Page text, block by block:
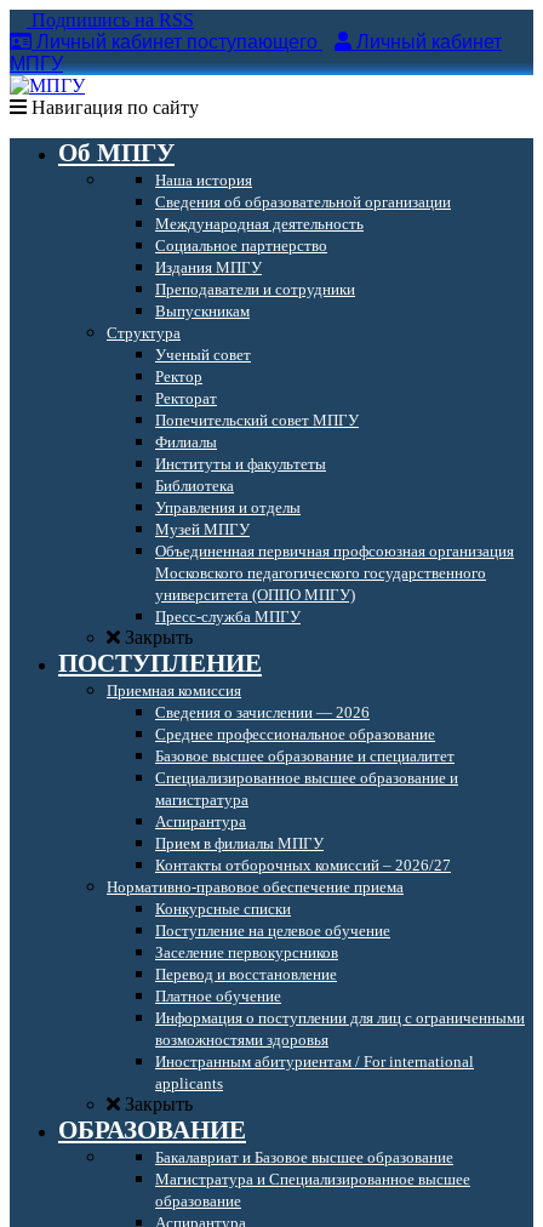
Подпишись на RSS
Личный кабинет поступающего
Личный кабинет
МПГУ
Навигация по сайту
Об МПГУ
Наша история
Сведения об образовательной организации
Международная деятельность
Социальное партнерство
Издания МПГУ
Преподаватели и сотрудники
Выпускникам
Структура
Ученый совет
Ректор
Ректорат
Попечительский совет МПГУ
Филиалы
Институты и факультеты
Библиотека
Управления и отделы
Музей МПГУ
Объединенная первичная профсоюзная организация
Московского педагогического государственного
университета (ОППО МПГУ)
Пресс-служба МПГУ
Закрыть
ПОСТУПЛЕНИЕ
Приемная комиссия
Сведения о зачислении — 2026
Среднее профессиональное образование
Базовое высшее образование и специалитет
Специализированное высшее образование и
магистратура
Аспирантура
Прием в филиалы МПГУ
Контакты отборочных комиссий – 2026/27
Нормативно-правовое обеспечение приема
Конкурсные списки
Поступление на целевое обучение
Заселение первокурсников
Перевод и восстановление
Платное обучение
Информация о поступлении для лиц с ограниченными
возможностями здоровья
Иностранным абитуриентам / For international
applicants
Закрыть
ОБРАЗОВАНИЕ
Бакалавриат и Базовое высшее образование
Магистратура и Специализированное высшее
образование
Аспирантура